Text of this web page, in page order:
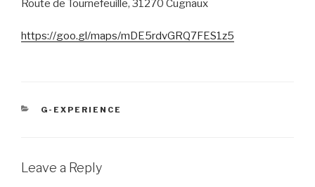
Route de Tournefeuille, 31270 Cugnaux
https://goo.gl/maps/mDE5rdvGRQ7FES1z5
CATEGORIES
G-EXPERIENCE
Leave a Reply